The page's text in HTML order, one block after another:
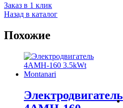
Заказ в 1 клик
Назад в каталог
Похожие
Электродвигатель